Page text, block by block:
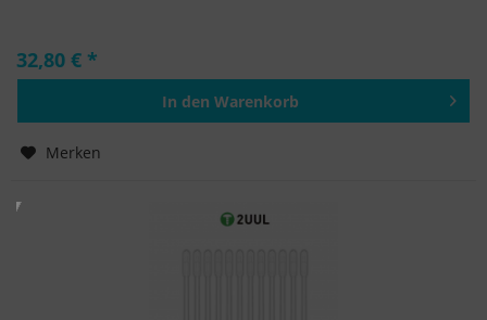
32,80 € *
In den Warenkorb
Merken